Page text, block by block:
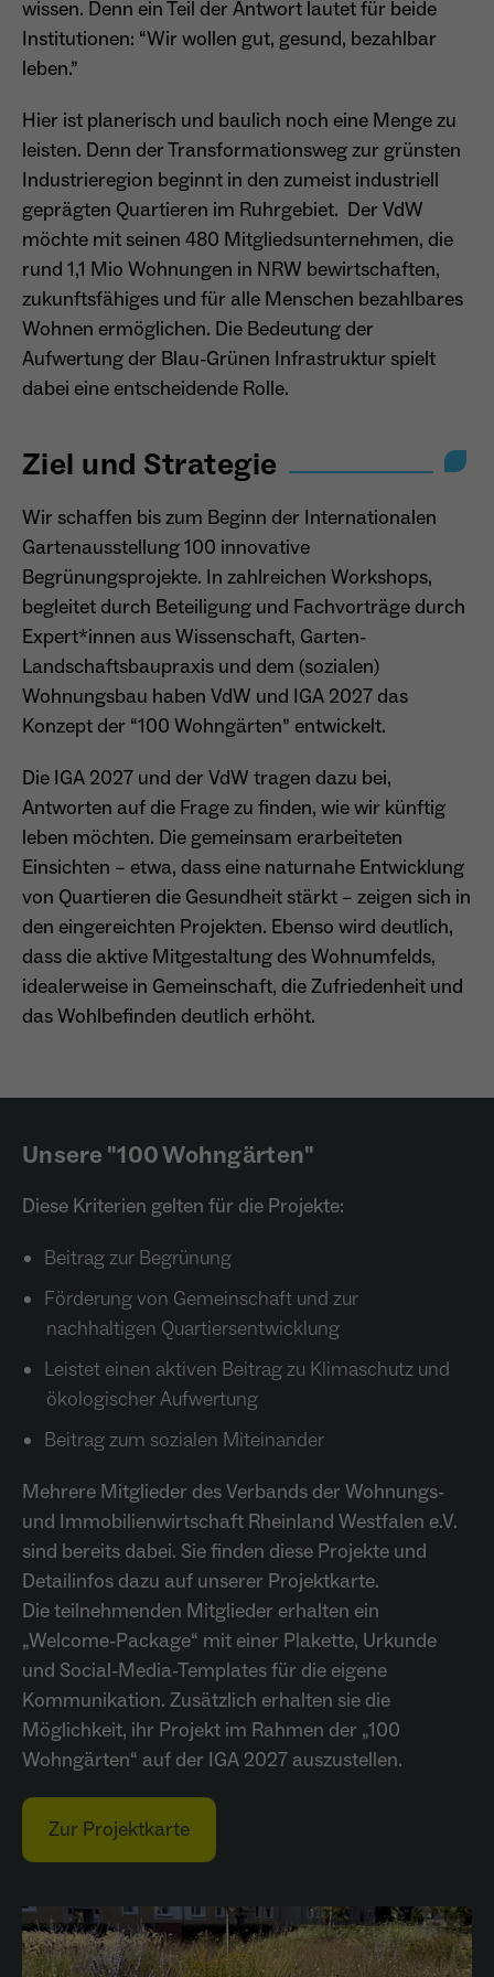
Zweck
Besucher im Typo3-Backend angemeldet ist
Name cookie_optin
Anbieter Sgalinski
Laufzeit 1 Monat
Speichert den Zustimmungsstatus des
Benutzers für Cookies auf der aktuellen
Domäne.
Name _pk_ref.*
Laufzeit 6 Monate
Zweck Speichert die Herkunft des Besuchers.
Name MATOMO_SESSID
Anbieter Matomo
Laufzeit Sitzung
personenbezogene Daten.
Name _ga
Anbieter Google Analytics
Laufzeit
Zweck Unterscheidung der Webseitenbesucher.
Name _ga_TNS3S6RE8W
Anbieter Google LLC
Laufzeit 2 Jahre
Zweck
Vergibt eine zufällige, pseudonyme ID, damit
erkannt wird, ob ein Besucher neu oder
wiederkehrend ist.
Name _gcl_au
Anbieter Google LLC
Laufzeit 4 Monate
Zweck
- Wird von Google Ads / Google Tag Manager
verwendet - Dient der Conversion-Erfassung
und Werbewirksamkeitsmessung - Hilft zu
verstehen, wie Nutzer mit Anzeigen
interagieren
Name _fbp
Anbieter Meta Platforms Inc. (Facebook)
Laufzeit 4 Monate
Zweck
- Wiedererkennung von Nutzern zwischen
Websites - Ausspielung personalisierter
Werbung - Messung von Conversions aus
Facebook-/Instagram-Werbung
wissen. Denn ein Teil der Antwort lautet für beide
Institutionen: “Wir wollen gut, gesund, bezahlbar
leben.”
Hier ist planerisch und baulich noch eine Menge zu
leisten. Denn der Transformationsweg zur grünsten
Industrieregion beginnt in den zumeist industriell
geprägten Quartieren im Ruhrgebiet. Der VdW
möchte mit seinen 480 Mitgliedsunternehmen, die
rund 1,1 Mio Wohnungen in NRW bewirtschaften,
zukunftsfähiges und für alle Menschen bezahlbares
Wohnen ermöglichen. Die Bedeutung der
Aufwertung der Blau-Grünen Infrastruktur spielt
dabei eine entscheidende Rolle.
Ziel und Strategie
Wir schaffen bis zum Beginn der Internationalen
Gartenausstellung 100 innovative
Begrünungsprojekte. In zahlreichen Workshops,
begleitet durch Beteiligung und Fachvorträge durch
Expert*innen aus Wissenschaft, Garten-
Landschaftsbaupraxis und dem (sozialen)
Wohnungsbau haben VdW und IGA 2027 das
Konzept der “100 Wohngärten” entwickelt.
Die IGA 2027 und der VdW tragen dazu bei,
Antworten auf die Frage zu finden, wie wir künftig
leben möchten. Die gemeinsam erarbeiteten
Einsichten – etwa, dass eine naturnahe Entwicklung
von Quartieren die Gesundheit stärkt – zeigen sich in
den eingereichten Projekten. Ebenso wird deutlich,
dass die aktive Mitgestaltung des Wohnumfelds,
idealerweise in Gemeinschaft, die Zufriedenheit und
das Wohlbefinden deutlich erhöht.
Unsere "100 Wohngärten"
Diese Kriterien gelten für die Projekte:
Beitrag zur Begrünung
Förderung von Gemeinschaft und zur
nachhaltigen Quartiersentwicklung
Leistet einen aktiven Beitrag zu Klimaschutz und
ökologischer Aufwertung
Beitrag zum sozialen Miteinander
Mehrere Mitglieder des Verbands der Wohnungs-
und Immobilienwirtschaft Rheinland Westfalen e.V.
sind bereits dabei. Sie finden diese Projekte und
Detailinfos dazu auf unserer Projektkarte.
Die teilnehmenden Mitglieder erhalten ein
„Welcome-Package“ mit einer Plakette, Urkunde
und Social-Media-Templates für die eigene
Kommunikation. Zusätzlich erhalten sie die
Möglichkeit, ihr Projekt im Rahmen der „100
Wohngärten“ auf der IGA 2027 auszustellen.
Zur Projektkarte